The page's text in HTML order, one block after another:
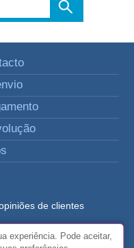
de clientes
FunToCome
experiência. Pode aceitar,